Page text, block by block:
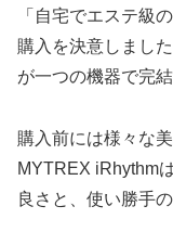
「自宅でエステ級
購入を決意しまし
が一つの機器で完
購入前には様々な
MYTREX iRhythm
良さと、使い勝手